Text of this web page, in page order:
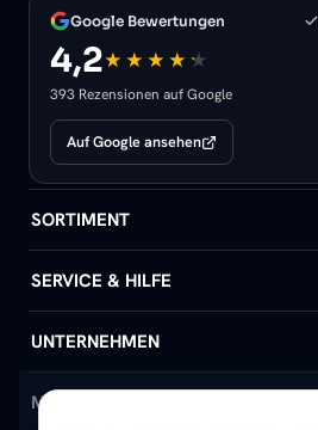
Google Bewertungen
4,2
393 Rezensionen auf Google
Auf Google ansehen
SORTIMENT
Badheizkörper
Handtuchheizkörper
Design-Heizkörper
SERVICE & HILFE
Hilfe & Kontakt
Versand & Lieferung
UNTERNEHMEN
Wir über uns
MEIN KONTO